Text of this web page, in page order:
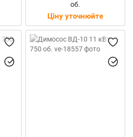
об.
Ціну уточнюйте